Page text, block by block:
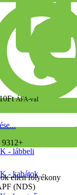
- lábbeli
- kabátok
Ft ÁFA-val
ellen folyékony
(NDS)